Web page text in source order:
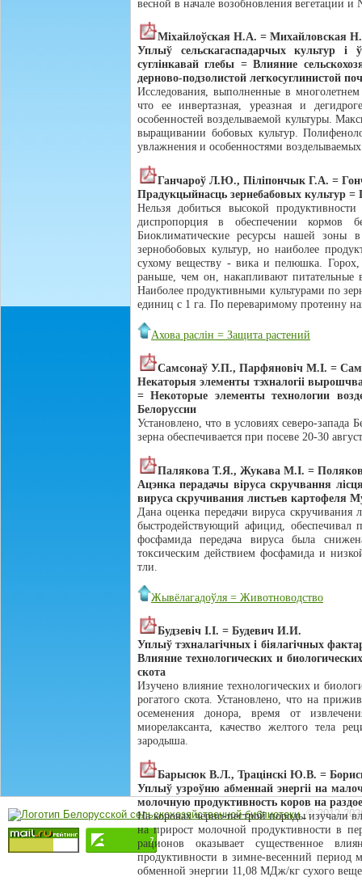
весной в начале возобновления вегетации
Мiхайлоўская Н.А. = Михайловская
Уплыў сельскагаспадарчых культур і
суглiнкавай глебы = Влияние
дерново-подзолистой легкосуглинистой
Исследования, выполненные в
что ее инвертазная, уреазная и
особенностей возделываемой культуры.
выращивании бобовых культур.
увлажнения и особенностями
Ганчароў Л.Ю., Пiлiпончык Г.А. =
Прадукцыйнасць зернебабовых культур =
Нельзя добиться высокой
диспропорция в обеспечении кормов
Биоклиматические ресурсы нашей зоны
зернобобовых культур, но наиболее
сухому веществу - вика и пелюшка.
раньше, чем он, накапливают питательные
Наиболее продуктивными культурами по
единиц с 1 га. По переваримому протеину
Ахова раслін = Защита растений
Самсонаў У.П., Парфяновiч М.І. =
Некаторыя элементы тэхналогii
= Некоторые элементы технологии
Белоруссии
Установлено, что в условиях северо-
зерна обеспечивается при посеве 20-30
Палякова Т.Я., Жукава М.І. =
Ацэнка перадачы вiруса скручвання
вируса скручивания листьев картофеля
Дана оценка передачи вируса скручивания
быстродействующий афицид,
фосфамида передача вируса была
токсическим действием фосфамида и
тли.
Жывёлагадоўля = Животноводство
Будзевiч І.І. = Будевич И.И.
Уплыў тэхналагiчных i бiялагiчных
Влияние технологических и
скота
Изучено влияние технологических и
рогатого скота. Установлено, что на
осеменения донора, время от
миорелаксанта, качество желтого тела
зародыша.
Барысюк В.Л., Трацiнскi Ю.В. =
Уплыў узроўню абменнай энергii на
молочную продуктивность коров на раздое
На коровах черно-пестрой породы изучали
на прирост молочной продуктивности в
рационов оказывает существенное
продуктивности в зимне-весенний период
обменной энергии 11,08 МДж/кг сухого
© 2012-